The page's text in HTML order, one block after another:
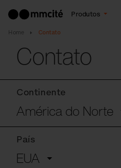
Produtos
Home Contato
Contato
Continente
América do Norte
País
EUA